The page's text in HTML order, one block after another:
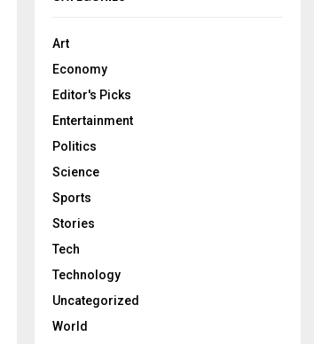
Art
Economy
Editor's Picks
Entertainment
Politics
Science
Sports
Stories
Tech
Technology
Uncategorized
World